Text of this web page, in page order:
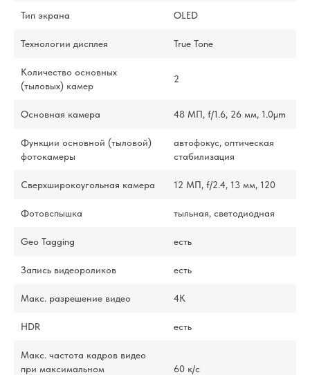
Тип экрана OLED
Технологии дисплея True Tone
Количество основных
(тыловых) камер
2
Основная камера 48 МП, f/1.6, 26 мм, 1.0µm
Функции основной (тыловой)
фотокамеры
автофокус, оптическая
стабилизация
Сверхширокоугольная камера 12 МП, f/2.4, 13 мм, 120
Фотовспышка тыльная, светодиодная
Geo Tagging есть
Запись видеороликов есть
Макс. разрешение видео 4K
HDR есть
Макс. частота кадров видео
при максимальном
60 к/c